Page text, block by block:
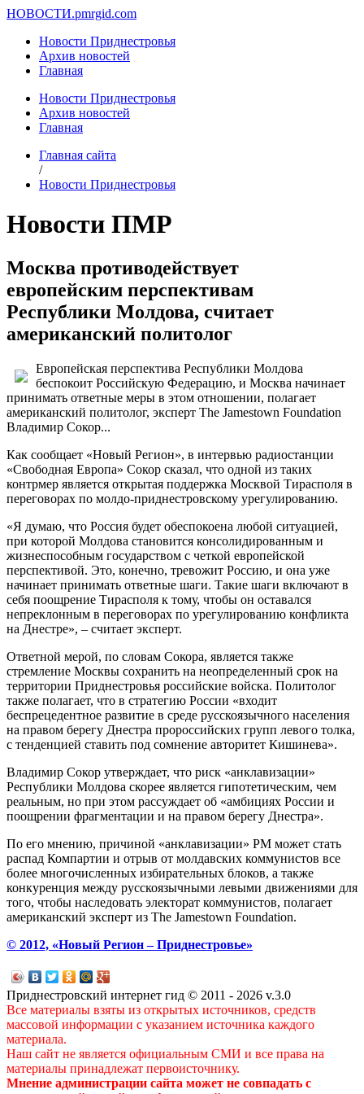
НОВОСТИ.pmrgid.com
Новости Приднестровья
Архив новостей
Главная
Новости Приднестровья
Архив новостей
Главная
Главная сайта
/
Новости Приднестровья
Новости ПМР
Москва противодействует
европейским перспективам
Республики Молдова, считает
американский политолог
Европейская перспектива Республики Молдова
беспокоит Российскую Федерацию, и Москва начинает
принимать ответные меры в этом отношении, полагает
американский политолог, эксперт The Jamestown Foundation
Владимир Сокор...
Как сообщает «Новый Регион», в интервью радиостанции
«Свободная Европа» Сокор сказал, что одной из таких
контрмер является открытая поддержка Москвой Тирасполя в
переговорах по молдо-приднестровскому урегулированию.
«Я думаю, что Россия будет обеспокоена любой ситуацией,
при которой Молдова становится консолидированным и
жизнеспособным государством с четкой европейской
перспективой. Это, конечно, тревожит Россию, и она уже
начинает принимать ответные шаги. Такие шаги включают в
себя поощрение Тирасполя к тому, чтобы он оставался
непреклонным в переговорах по урегулированию конфликта
на Днестре», – считает эксперт.
Ответной мерой, по словам Сокора, является также
стремление Москвы сохранить на неопределенный срок на
территории Приднестровья российские войска. Политолог
также полагает, что в стратегию России «входит
беспрецедентное развитие в среде русскоязычного населения
на правом берегу Днестра пророссийских групп левого толка,
с тенденцией ставить под сомнение авторитет Кишинева».
Владимир Сокор утверждает, что риск «анклавизации»
Республики Молдова скорее является гипотетическим, чем
реальным, но при этом рассуждает об «амбициях России и
поощрении фрагментации и на правом берегу Днестра».
По его мнению, причиной «анклавизации» РМ может стать
распад Компартии и отрыв от молдавских коммунистов все
более многочисленных избирательных блоков, а также
конкуренция между русскоязычными левыми движениями для
того, чтобы наследовать электорат коммунистов, полагает
американский эксперт из The Jamestown Foundation.
© 2012, «Новый Регион – Приднестровье»
Приднестровский интернет гид © 2011 - 2026 v.3.0
Все материалы взяты из открытых источников, средств
массовой информации с указанием источника каждого
материала.
Наш сайт не является официальным СМИ и все права на
материалы принадлежат первоисточнику.
Мнение администрации сайта может не совпадать с